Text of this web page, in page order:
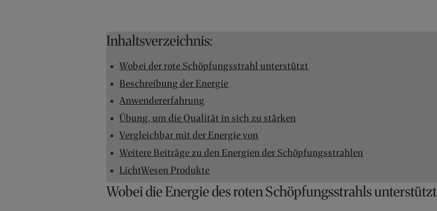
Inhaltsverzeichnis:
Wobei der rote Schöpfungsstrahl unterstützt
Beschreibung der Energie
Anwendererfahrung
Übung, um die Qualität in sich zu stärken
Vergleichbar mit der Energie von
Weitere Beiträge zu den Energien der Schöpfungsstrahlen
LichtWesen Produkte
Wobei die Energie des roten Schöpfungsstrahls unterstützt